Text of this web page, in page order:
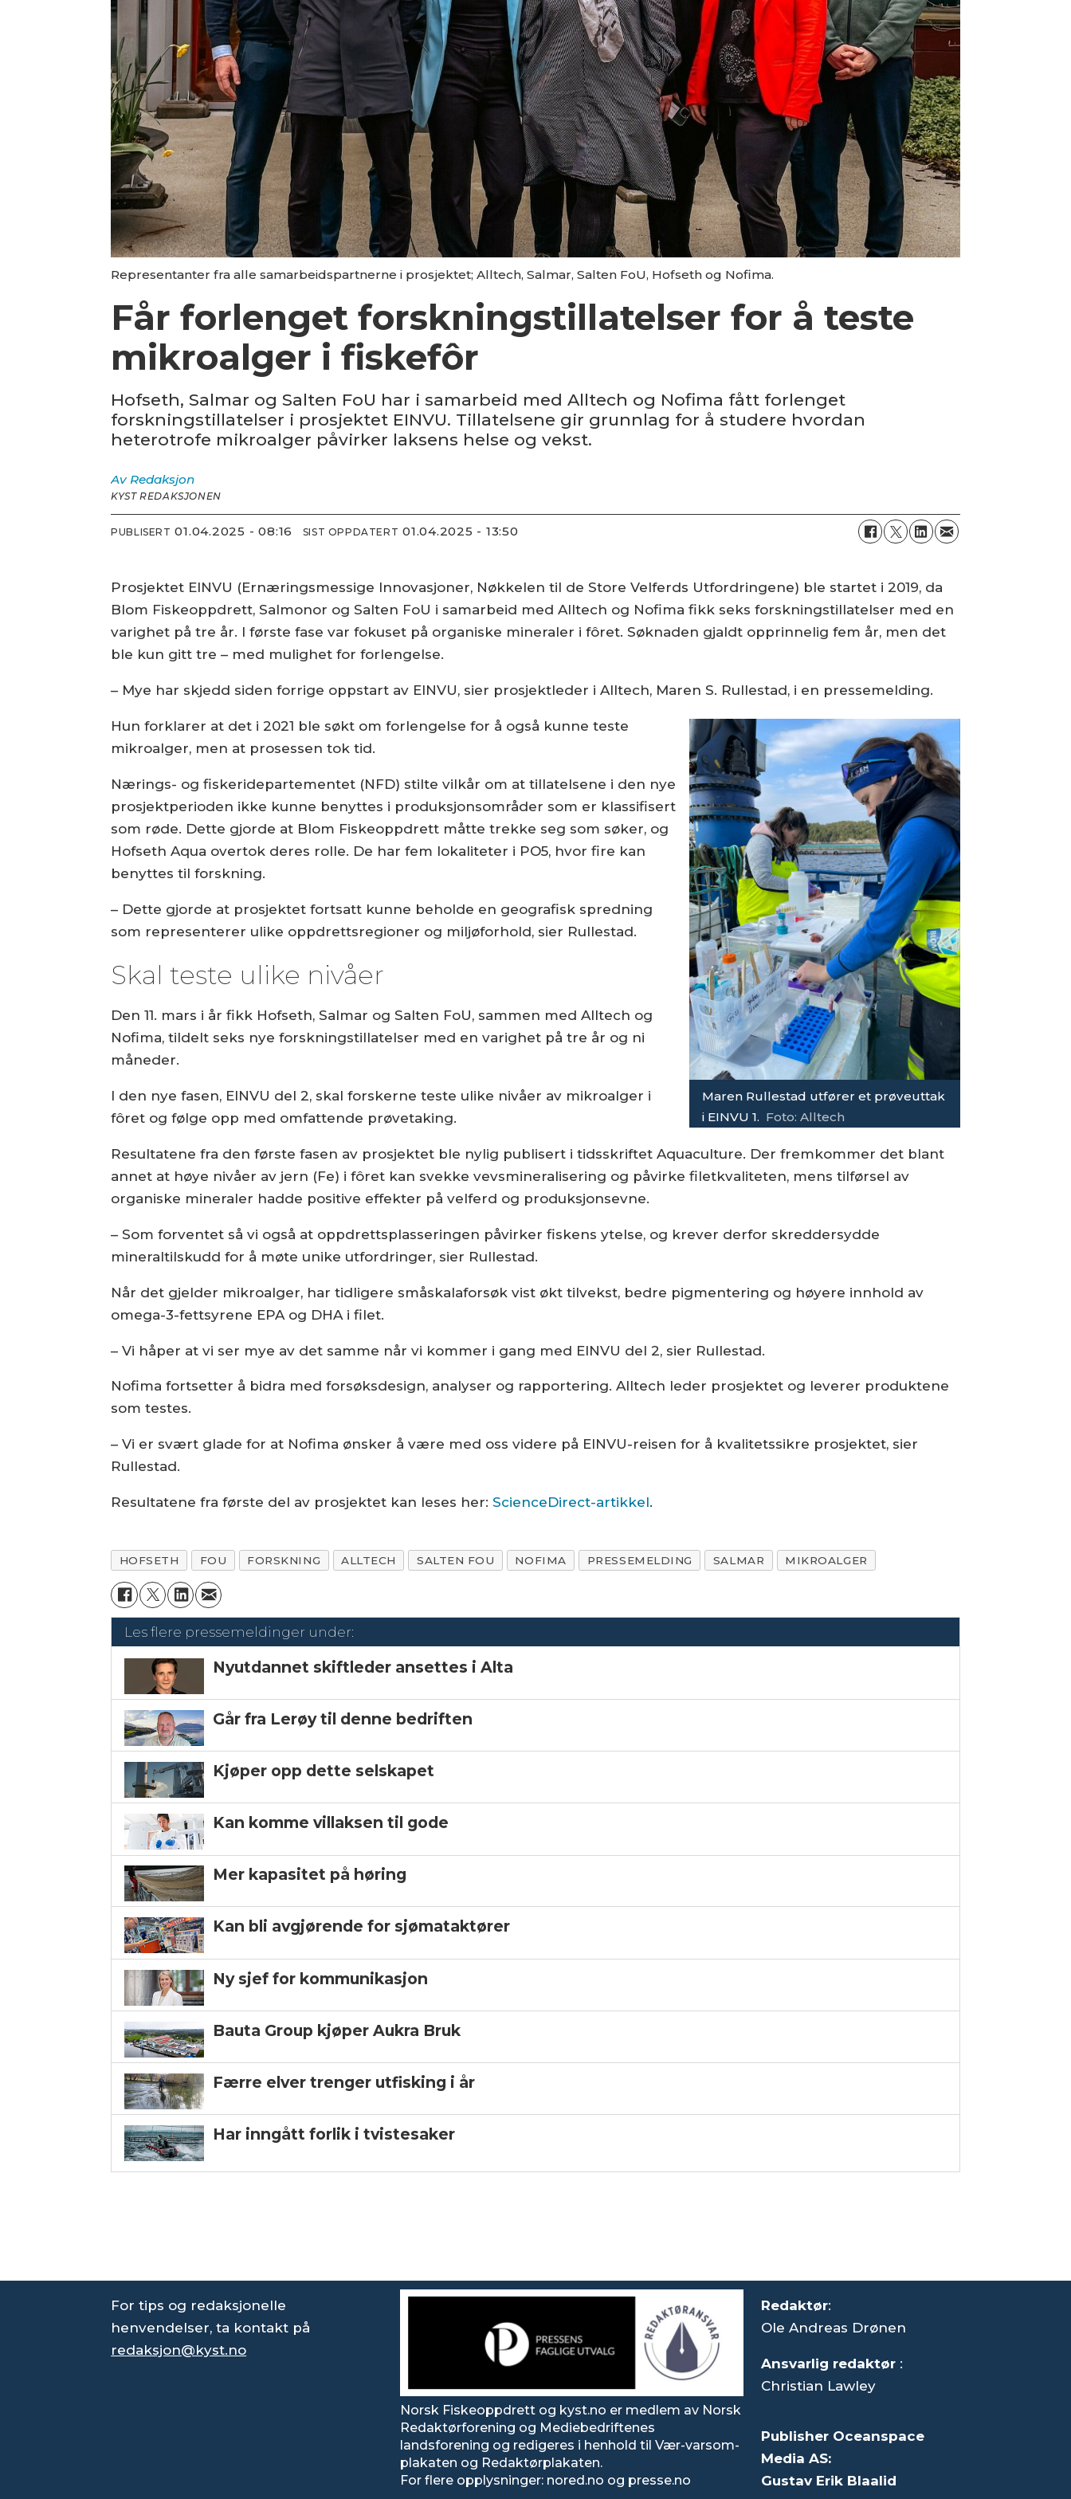
Representanter fra alle samarbeidspartnerne i prosjektet; Alltech, Salmar, Salten FoU, Hofseth og Nofima.
Får forlenget forskningstillatelser for å teste
mikroalger i fiskefôr
Hofseth, Salmar og Salten FoU har i samarbeid med Alltech og Nofima fått forlenget
forskningstillatelser i prosjektet EINVU. Tillatelsene gir grunnlag for å studere hvordan
heterotrofe mikroalger påvirker laksens helse og vekst.
Av Redaksjon
KYST REDAKSJONEN
PUBLISERT 01.04.2025 - 08:16 SIST OPPDATERT 01.04.2025 - 13:50
Prosjektet EINVU (Ernæringsmessige Innovasjoner, Nøkkelen til de Store Velferds Utfordringene) ble startet i 2019, da
Blom Fiskeoppdrett, Salmonor og Salten FoU i samarbeid med Alltech og Nofima fikk seks forskningstillatelser med en
varighet på tre år. I første fase var fokuset på organiske mineraler i fôret. Søknaden gjaldt opprinnelig fem år, men det
ble kun gitt tre – med mulighet for forlengelse.
– Mye har skjedd siden forrige oppstart av EINVU, sier prosjektleder i Alltech, Maren S. Rullestad, i en pressemelding.
Maren Rullestad utfører et prøveuttak
i EINVU 1. Foto: Alltech
Hun forklarer at det i 2021 ble søkt om forlengelse for å også kunne teste
mikroalger, men at prosessen tok tid.
Nærings- og fiskeridepartementet (NFD) stilte vilkår om at tillatelsene i den nye
prosjektperioden ikke kunne benyttes i produksjonsområder som er klassifisert
som røde. Dette gjorde at Blom Fiskeoppdrett måtte trekke seg som søker, og
Hofseth Aqua overtok deres rolle. De har fem lokaliteter i PO5, hvor fire kan
benyttes til forskning.
– Dette gjorde at prosjektet fortsatt kunne beholde en geografisk spredning
som representerer ulike oppdrettsregioner og miljøforhold, sier Rullestad.
Skal teste ulike nivåer
Den 11. mars i år fikk Hofseth, Salmar og Salten FoU, sammen med Alltech og
Nofima, tildelt seks nye forskningstillatelser med en varighet på tre år og ni
måneder.
I den nye fasen, EINVU del 2, skal forskerne teste ulike nivåer av mikroalger i
fôret og følge opp med omfattende prøvetaking.
Resultatene fra den første fasen av prosjektet ble nylig publisert i tidsskriftet Aquaculture. Der fremkommer det blant
annet at høye nivåer av jern (Fe) i fôret kan svekke vevsmineralisering og påvirke filetkvaliteten, mens tilførsel av
organiske mineraler hadde positive effekter på velferd og produksjonsevne.
– Som forventet så vi også at oppdrettsplasseringen påvirker fiskens ytelse, og krever derfor skreddersydde
mineraltilskudd for å møte unike utfordringer, sier Rullestad.
Når det gjelder mikroalger, har tidligere småskalaforsøk vist økt tilvekst, bedre pigmentering og høyere innhold av
omega-3-fettsyrene EPA og DHA i filet.
– Vi håper at vi ser mye av det samme når vi kommer i gang med EINVU del 2, sier Rullestad.
Nofima fortsetter å bidra med forsøksdesign, analyser og rapportering. Alltech leder prosjektet og leverer produktene
som testes.
– Vi er svært glade for at Nofima ønsker å være med oss videre på EINVU-reisen for å kvalitetssikre prosjektet, sier
Rullestad.
Resultatene fra første del av prosjektet kan leses her:ScienceDirect-artikkel.
HOFSETH FOU FORSKNING ALLTECH SALTEN FOU NOFIMA PRESSEMELDING SALMAR MIKROALGER
Les flere pressemeldinger under:
Nyutdannet skiftleder ansettes i Alta
Går fra Lerøy til denne bedriften
Kjøper opp dette selskapet
Kan komme villaksen til gode
Mer kapasitet på høring
Kan bli avgjørende for sjømataktører
Ny sjef for kommunikasjon
Bauta Group kjøper Aukra Bruk
Færre elver trenger utfisking i år
Har inngått forlik i tvistesaker
For tips og redaksjonelle
henvendelser, ta kontakt på
redaksjon@kyst.no
Norsk Fiskeoppdrett og kyst.no er medlem av Norsk
Redaktørforening og Mediebedriftenes
landsforening og redigeres i henhold til Vær-varsom-
plakaten og Redaktørplakaten.
For flere opplysninger: nored.no og presse.no
Redaktør:
Ole Andreas Drønen
Ansvarlig redaktør :
Christian Lawley
Publisher Oceanspace
Media AS:
Gustav Erik Blaalid